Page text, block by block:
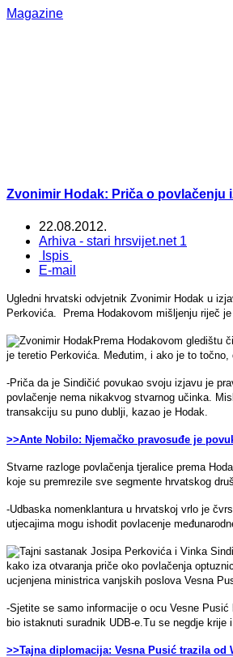
Magazine
Zvonimir Hodak: Priča o povlačenju
22.08.2012.
Arhiva - stari hrsvijet.net 1
Ispis
E-mail
Ugledni hrvatski odvjetnik Zvonimir Hodak u
Perkovića. Prema Hodakovom mišljenju riječ
Prema Hodakovom gledištu
je teretio Perkovića. Međutim, i ako je to
-Priča da je Sindičić povukao svoju izjavu je
povlačenje nema nikakvog stvarnog učinka.
transakciju su puno dublji, kazao je Hodak.
>>Ante Nobilo: Njemačko pravosuđe je
Stvarne razloge povlačenja tjeralice prema
koje su premrezile sve segmente hrvatskog
-Udbaska nomenklantura u hrvatskoj vrlo je
utjecajima mogu ishodit povlacenje
kako iza otvaranja priče oko povlačenja
ucjenjena ministrica vanjskih poslova Vesna
-Sjetite se samo informacije o ocu Vesne
bio istaknuti suradnik UDB-e.Tu se negdje krije
>>Tajna diplomacija: Vesna Pusić trazila od